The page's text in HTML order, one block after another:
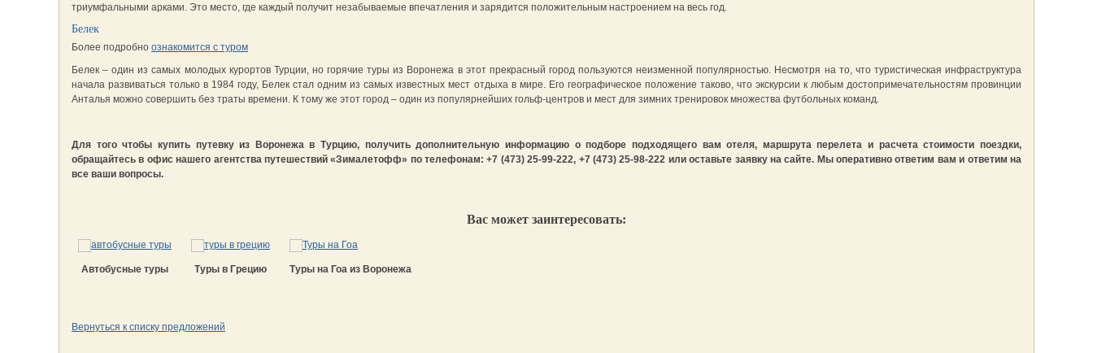
триумфальными арками. Это место, где каждый получит незабываемые впечатления и зарядится положительным настроением на весь год.
Белек
Более подробно ознакомится с туром
Белек – один из самых молодых курортов Турции, но горячие туры из Воронежа в этот прекрасный город пользуются неизменной популярностью. Несмотря на то, что туристическая инфраструктура
начала развиваться только в 1984 году, Белек стал одним из самых известных мест отдыха в мире. Его географическое положение таково, что экскурсии к любым достопримечательностям провинции
Анталья можно совершить без траты времени. К тому же этот город – один из популярнейших гольф-центров и мест для зимних тренировок множества футбольных команд.
Для того чтобы купить путевку из Воронежа в Турцию, получить дополнительную информацию о подборе подходящего вам отеля, маршрута перелета и расчета стоимости поездки,
обращайтесь в офис нашего агентства путешествий «Зималетофф» по телефонам: +7 (473) 25-99-222, +7 (473) 25-98-222 или оставьте заявку на сайте. Мы оперативно ответим вам и ответим на
все ваши вопросы.
Вас может заинтересовать:
Автобусные туры Туры в Грецию Туры на Гоа из Воронежа
Вернуться к списку предложений